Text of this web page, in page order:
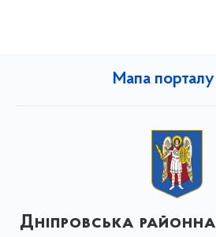
Мапа порталу
Дніпровська районна